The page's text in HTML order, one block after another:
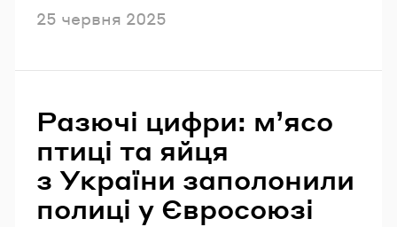
Опубліковано
25 червня 2025
Разючі цифри: м’ясо
птиці та яйця
з України заполонили
полиці у Євросоюзі